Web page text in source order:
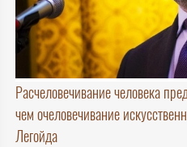
Расчеловечивание человека
чем очеловечивание
Легойда